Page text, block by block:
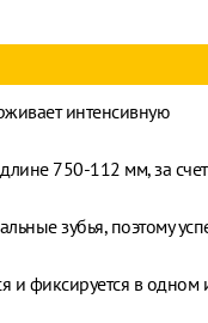
интенсивную
750-112 мм, за
зубья, поэтому
и фиксируется в одном